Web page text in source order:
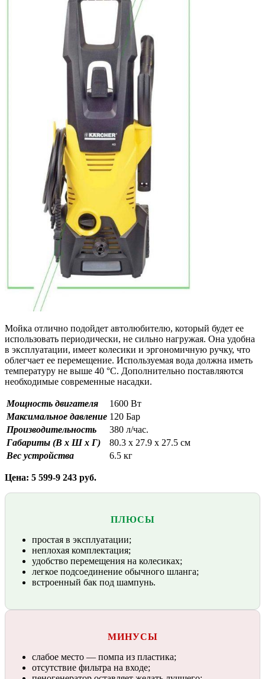
Мойка отлично подойдет автолюбителю, который будет ее
использовать периодически, не сильно нагружая. Она удобна
в эксплуатации, имеет колесики и эргономичную ручку, что
облегчает ее перемещение. Используемая вода должна иметь
температуру не выше 40 °С. Дополнительно поставляются
необходимые современные насадки.
Мощность двигателя
1600 Вт
Максимальное давление 120 Бар
Производительность
380 л/час.
Габариты (В х Ш х Г)
80.3 x 27.9 x 27.5 см
Вес устройства
6.5 кг
Цена: 5 599-9 243 руб.
ПЛЮСЫ
простая в эксплуатации;
неплохая комплектация;
удобство перемещения на колесиках;
легкое подсоединение обычного шланга;
встроенный бак под шампунь.
МИНУСЫ
слабое место — помпа из пластика;
отсутствие фильтра на входе;